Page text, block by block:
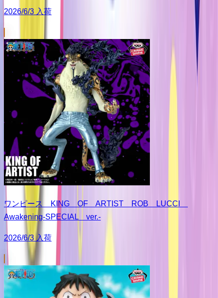
2026/6/3 入荷
ワンピース KING OF ARTIST ROB LUCCI
Awakening-SPECIAL ver.-
2026/6/3 入荷